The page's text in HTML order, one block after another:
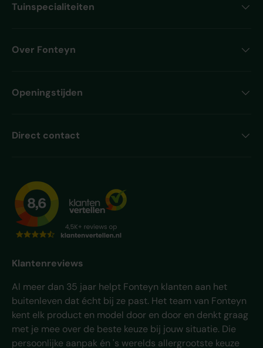
Tuinspecialiteiten
Over Fonteyn
Openingstijden
Direct contact
Klantenreviews
Al meer dan 35 jaar helpt Fonteyn klanten aan het
buitenleven dat écht bij ze past. Het team van Fonteyn
kent elk product en model door en door en denkt graag
met je mee over de beste keuze bij jouw situatie. Die
persoonlijke aanpak én 's werelds allergrootste keuze